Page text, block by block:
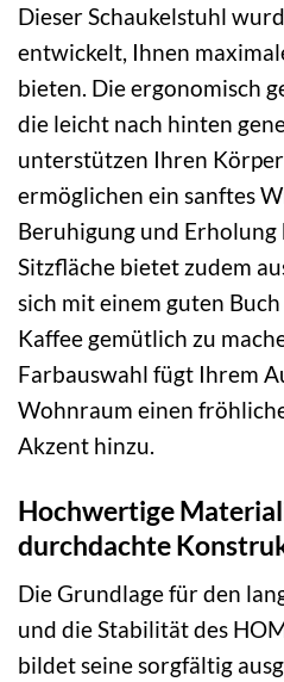
Dieser Schaukelstuhl
entwickelt, Ihnen
bieten. Die ergonomisch
die leicht nach hinten
unterstützen Ihren
ermöglichen ein sanftes
Beruhigung und
Sitzfläche bietet zudem
sich mit einem guten
Kaffee gemütlich zu
Farbauswahl fügt Ihrem
Wohnraum einen
Akzent hinzu.
Hochwertige
durchdachte
Die Grundlage für den
und die Stabilität des
bildet seine sorgfältig